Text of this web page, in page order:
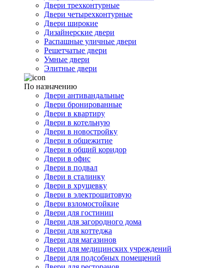
Двери трехконтурные
Двери четырехконтурные
Двери широкие
Дизайнерские двери
Распашные уличные двери
Решетчатые двери
Умные двери
Элитные двери
По назначению
Двери антивандальные
Двери бронированные
Двери в квартиру
Двери в котельную
Двери в новостройку
Двери в общежитие
Двери в общий коридор
Двери в офис
Двери в подвал
Двери в сталинку
Двери в хрущевку
Двери в электрощитовую
Двери взломостойкие
Двери для гостиниц
Двери для загородного дома
Двери для коттеджа
Двери для магазинов
Двери для медицинских учреждений
Двери для подсобных помещений